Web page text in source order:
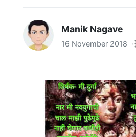
Manik Nagave
16 November 2018 ·